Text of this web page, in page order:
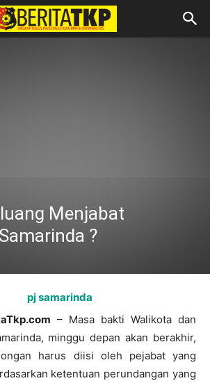
Menjabat
?
– Masa bakti Walikota dan
minggu depan akan berakhir,
harus diisi oleh pejabat yang
ketentuan perundangan yang